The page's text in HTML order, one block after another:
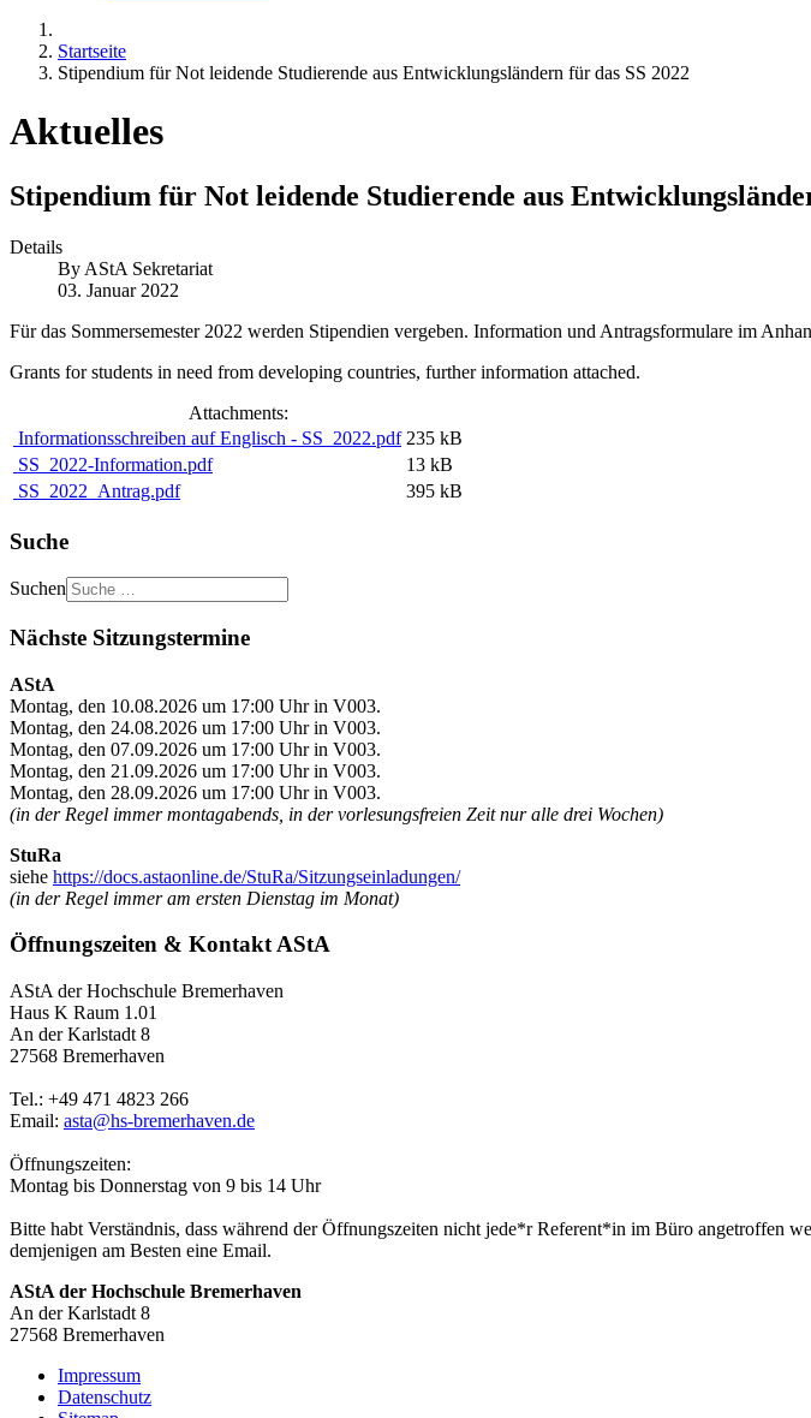
Startseite
Stipendium für Not leidende Studierende aus Entwicklungsländern für das SS 2022
Aktuelles
Stipendium für Not leidende Studierende aus
Details
By AStA Sekretariat
03. Januar 2022
Für das Sommersemester 2022 werden Stipendien vergeben. Information und Antragsformulare im
Grants for students in need from developing countries, further information attached.
Attachments:
Informationsschreiben auf Englisch - SS_2022.pdf 235 kB
SS_2022-Information.pdf
13 kB
SS_2022_Antrag.pdf
395 kB
Suche
Suchen
Nächste Sitzungstermine
AStA
Montag, den 10.08.2026 um 17:00 Uhr in V003.
Montag, den 24.08.2026 um 17:00 Uhr in V003.
Montag, den 07.09.2026 um 17:00 Uhr in V003.
Montag, den 21.09.2026 um 17:00 Uhr in V003.
Montag, den 28.09.2026 um 17:00 Uhr in V003.
(in der Regel immer montagabends, in der vorlesungsfreien Zeit nur alle drei Wochen)
StuRa
siehe https://docs.astaonline.de/StuRa/Sitzungseinladungen/
(in der Regel immer am ersten Dienstag im Monat)
Öffnungszeiten & Kontakt AStA
AStA der Hochschule Bremerhaven
Haus K Raum 1.01
An der Karlstadt 8
27568 Bremerhaven
Tel.: +49 471 4823 266
Email: asta@hs-bremerhaven.de
Öffnungszeiten:
Montag bis Donnerstag von 9 bis 14 Uhr
Bitte habt Verständnis, dass während der Öffnungszeiten nicht jede*r Referent*in im Büro angetroffen
demjenigen am Besten eine Email.
AStA der Hochschule Bremerhaven
An der Karlstadt 8
27568 Bremerhaven
Impressum
Datenschutz